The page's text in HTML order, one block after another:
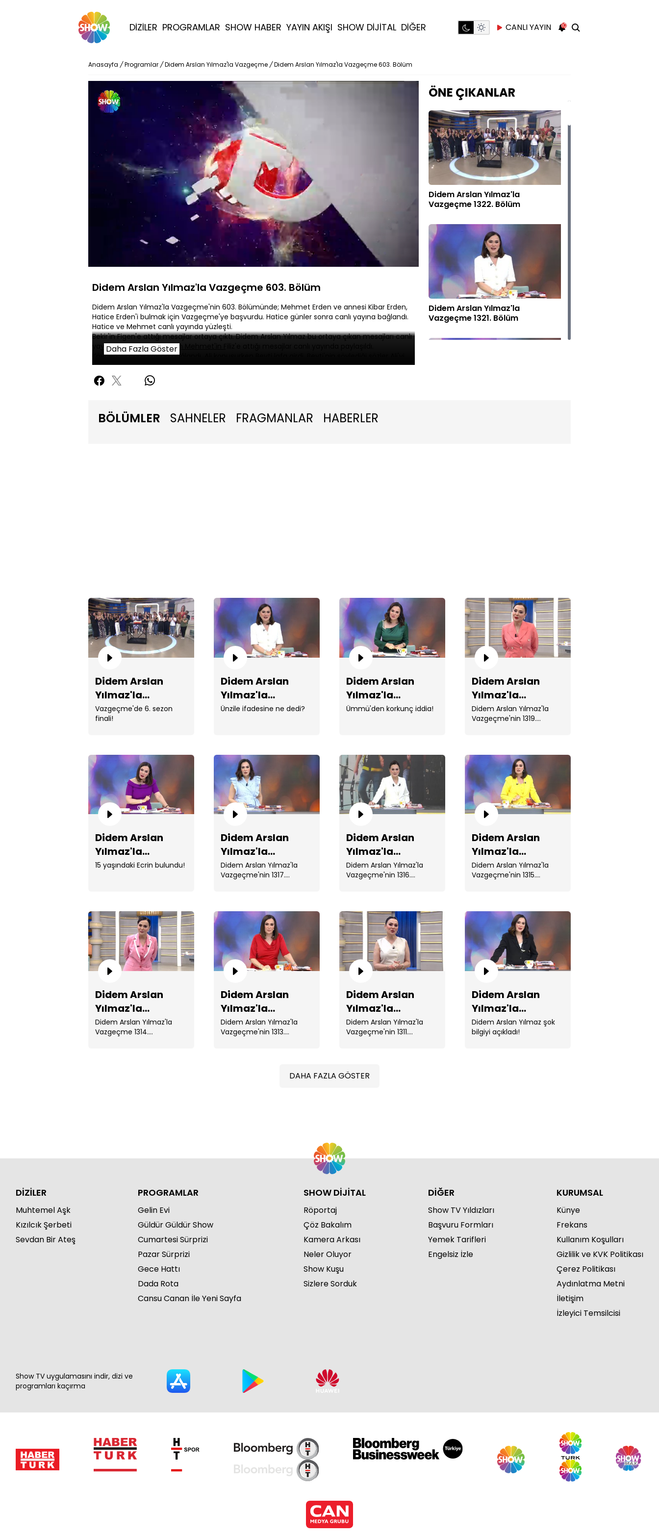
DİZİLER PROGRAMLAR SHOW HABER YAYIN AKIŞI SHOW DİJİTAL DİĞER CANLI YAYIN 10
Anasayfa / Programlar / Didem Arslan Yılmaz'la Vazgeçme / Didem Arslan Yılmaz'la Vazgeçme 603. Bölüm
Oynatma
Didem Arslan Yılmaz'la Vazgeçme 603. Bölüm
Didem Arslan Yılmaz'la Vazgeçme'nin 603. Bölümünde; Mehmet Erden ve annesi Kibar Erden,
Hatice Erden'i bulmak için Vazgeçme'ye başvurdu. Hatice günler sonra canlı yayına bağlandı.
Hatice ve Mehmet canlı yayında yüzleşti.
Bekir'in Figen'e attığı mesajlar ortaya çıktı. Didem Arslan Yılmaz bu ortaya çıkan mesajları canlı
yayında gösterdi. Ardından Mehmet'in Filiz'e attığı mesajlar canlı yayında paylaşıldı.
Köyden Ali canlı yayına bağlandı. Ali konuşurken Beyti lafa girdi. Beyti'nin söylediği sözler Ali'yi
öfkelendirdi.
Daha Fazla Göster
ÖNE ÇIKANLAR
Didem Arslan Yılmaz'la
Vazgeçme 1322. Bölüm
Didem Arslan Yılmaz'la
Vazgeçme 1321. Bölüm
Didem Arslan Yılmaz'la
Vazgeçme 1318. Bölüm
Didem Arslan Yılmaz'la
Vazgeçme 1317. Bölüm
Didem Arslan Yılmaz'la
Didem Arslan Yılmaz'la
Vazgeçme 1315. Bölüm
Vazgeçme 1313. Bölüm
Didem Arslan Yılmaz'la
Vazgeçme 1310. Bölüm
BÖLÜMLER SAHNELER FRAGMANLAR HABERLER
Didem Arslan
Yılmaz'la
Vazgeçme 1322.
Bölüm
Vazgeçme'de 6. sezon
finali!
Didem Arslan
Yılmaz'la
Vazgeçme 1321.
Ünzile ifadesine ne dedi?
Didem Arslan
Yılmaz'la
Vazgeçme 1320.
Ümmü'den korkunç iddia!
Didem Arslan
Yılmaz'la
Vazgeçme 1319.
Bölüm
Didem Arslan Yılmaz'la
Vazgeçme'nin 1319.
Didem Arslan
Yılmaz'la
Vazgeçme 1318.
15 yaşındaki Ecrin bulundu!
Didem Arslan
Yılmaz'la
Vazgeçme 1317.
Bölüm
Didem Arslan Yılmaz'la
Vazgeçme'nin 1317.
Didem Arslan
Yılmaz'la
Vazgeçme 1316.
Bölüm
Didem Arslan Yılmaz'la
Vazgeçme'nin 1316.
Didem Arslan
Yılmaz'la
Vazgeçme 1315.
Bölüm
Didem Arslan Yılmaz'la
Vazgeçme'nin 1315.
Didem Arslan
Yılmaz'la
Vazgeçme 1314.
Bölüm
Didem Arslan Yılmaz'la
Vazgeçme 1314.
Didem Arslan
Yılmaz'la
Vazgeçme 1313.
Bölüm
Didem Arslan Yılmaz'la
Vazgeçme'nin 1313.
Didem Arslan
Yılmaz'la
Vazgeçme 1311.
Bölüm
Didem Arslan Yılmaz'la
Vazgeçme'nin 1311.
Didem Arslan
Yılmaz'la
Vazgeçme 1310.
Bölüm
Didem Arslan Yılmaz şok
bilgiyi açıkladı!
DAHA FAZLA GÖSTER
DİZİLER
Muhtemel Aşk
Kızılcık Şerbeti
Sevdan Bir Ateş
PROGRAMLAR
Gelin Evi
Güldür Güldür Show
Cumartesi Sürprizi
Pazar Sürprizi
Gece Hattı
Dada Rota
Cansu Canan İle Yeni Sayfa
SHOW DİJİTAL
Röportaj
Çöz Bakalım
Kamera Arkası
Neler Oluyor
Show Kuşu
Sizlere Sorduk
DİĞER
Show TV Yıldızları
Başvuru Formları
Yemek Tarifleri
Engelsiz İzle
KURUMSAL
Künye
Frekans
Kullanım Koşulları
Gizlilik ve KVK Politikası
Çerez Politikası
Aydınlatma Metni
İletişim
İzleyici Temsilcisi
Show TV uygulamasını indir, dizi ve
programları kaçırma